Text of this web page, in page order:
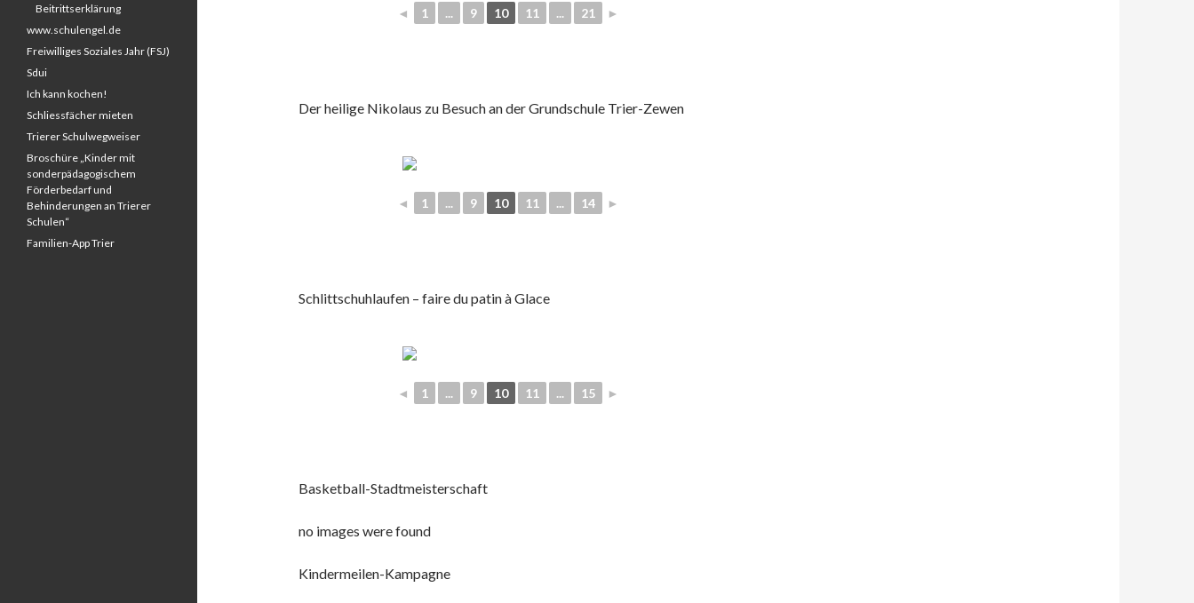
◄ 1 ... 9 10 11 ... 21 ►
Der heilige Nikolaus zu Besuch an der Grundschule Trier-Zewen
◄ 1 ... 9 10 11 ... 14 ►
Schlittschuhlaufen – faire du patin à Glace
◄ 1 ... 9 10 11 ... 15 ►
Basketball-Stadtmeisterschaft
no images were found
Kindermeilen-Kampagne
Beitrittserklärung
www.schulengel.de
Freiwilliges Soziales Jahr (FSJ)
Sdui
Ich kann kochen!
Schliessfächer mieten
Trierer Schulwegweiser
Broschüre „Kinder mit
sonderpädagogischem
Förderbedarf und
Behinderungen an Trierer
Schulen“
Familien-App Trier